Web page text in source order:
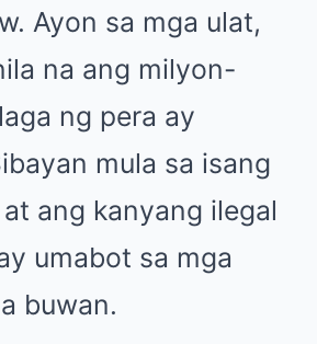
Ayon sa mga ulat,
na ang milyon-
ng pera ay
mula sa isang
ang kanyang ilegal
umabot sa mga
buwan.